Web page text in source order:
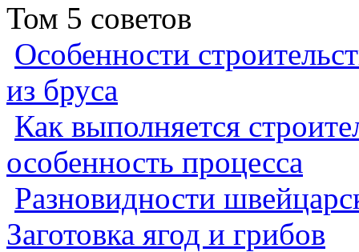
Том 5 советов
Особенности
из бруса
Как выполняется
особенность процесса
Разновидности
Заготовка ягод и грибов